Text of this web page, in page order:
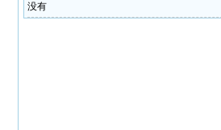
没有